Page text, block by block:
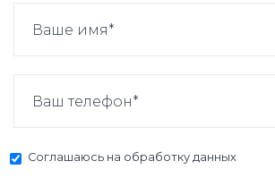
Соглашаюсь на обработку данных